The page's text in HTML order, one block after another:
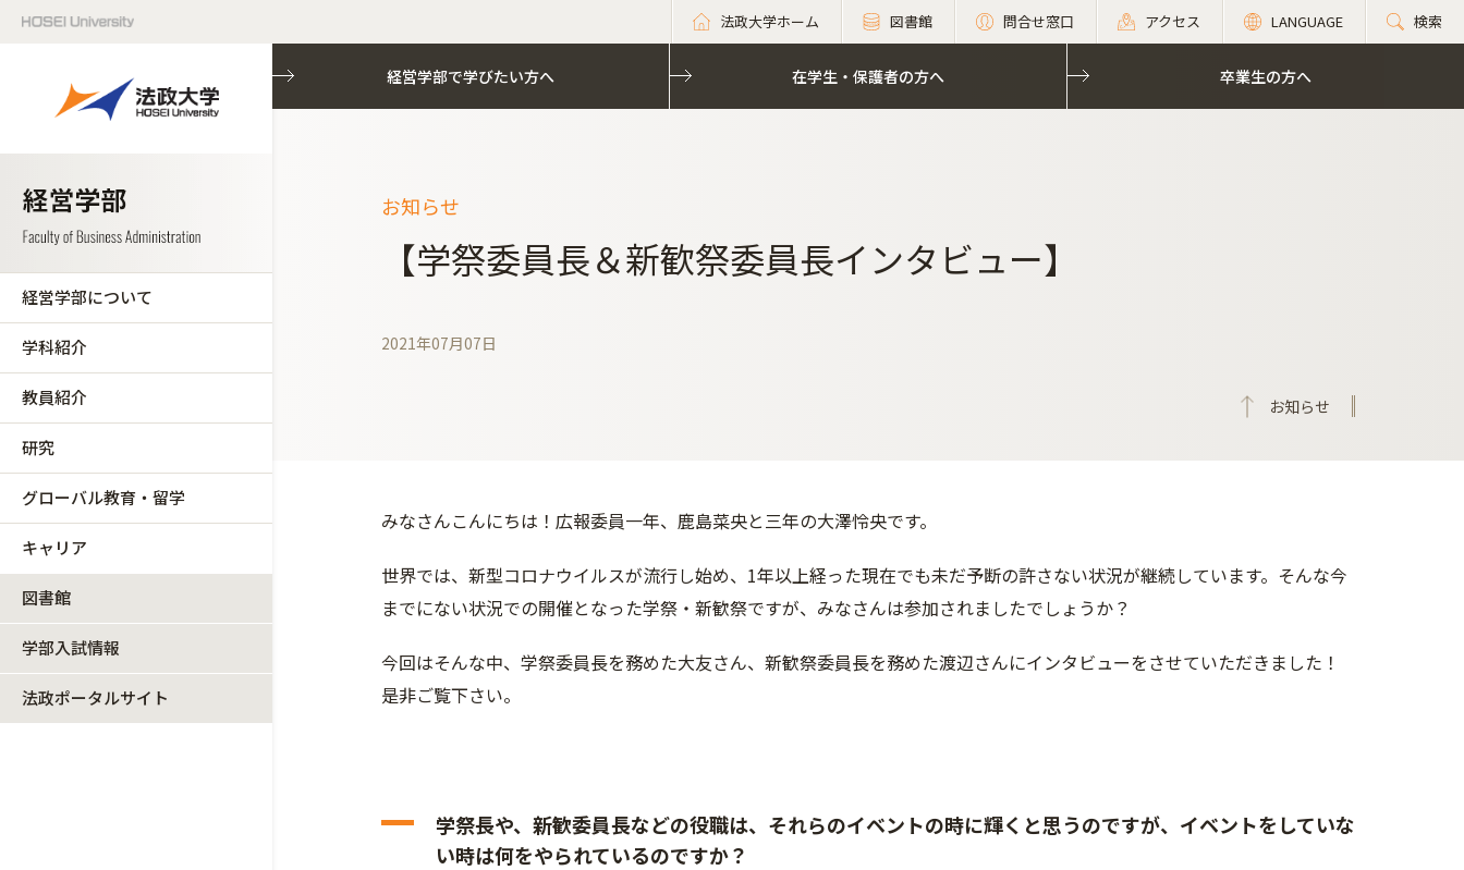
法政大学ホーム 図書館 問合せ窓口 アクセス LANGUAGE 検索
経営学部について
学科紹介
教員紹介
研究
グローバル教育・留学
キャリア
図書館
学部入試情報
法政ポータルサイト
経営学部で学びたい方へ 在学生・保護者の方へ 卒業生の方へ
経営学部で学びたい方へ 在学生・保護者の方へ 卒業生の方へ
お知らせ
【学祭委員長＆新歓祭委員長インタビュー】
2021年07月07日
お知らせ
みなさんこんにちは！広報委員一年、鹿島菜央と三年の大澤怜央です。
世界では、新型コロナウイルスが流行し始め、1年以上経った現在でも未だ予断の許さない状況が継続しています。そんな今
までにない状況での開催となった学祭・新歓祭ですが、みなさんは参加されましたでしょうか？
今回はそんな中、学祭委員長を務めた大友さん、新歓祭委員長を務めた渡辺さんにインタビューをさせていただきました！
是非ご覧下さい。
学祭長や、新歓委員長などの役職は、それらのイベントの時に輝くと思うのですが、イベントをしていな
い時は何をやられているのですか？